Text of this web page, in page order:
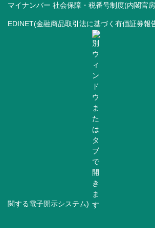
マイナンバー 社会保障・税番号制度(内閣官
EDINET(金融商品取引法に基づく有価証券報
関する電子開示システム)